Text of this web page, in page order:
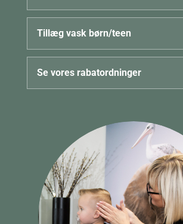
Tillæg vask børn/teen
Se vores rabatordninger